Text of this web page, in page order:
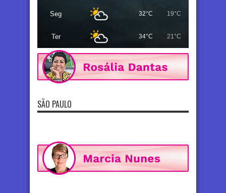
Seg 32°C 19°C
Ter 34°C 21°C
SÃO PAULO